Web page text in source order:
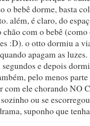
o bebê dorme, basta
além, é claro, do
chão com o bebê
:D). o otto dormiu a
apagam as
e depois
pelo menos
com ele chorando NO
sozinho ou se
suponho que